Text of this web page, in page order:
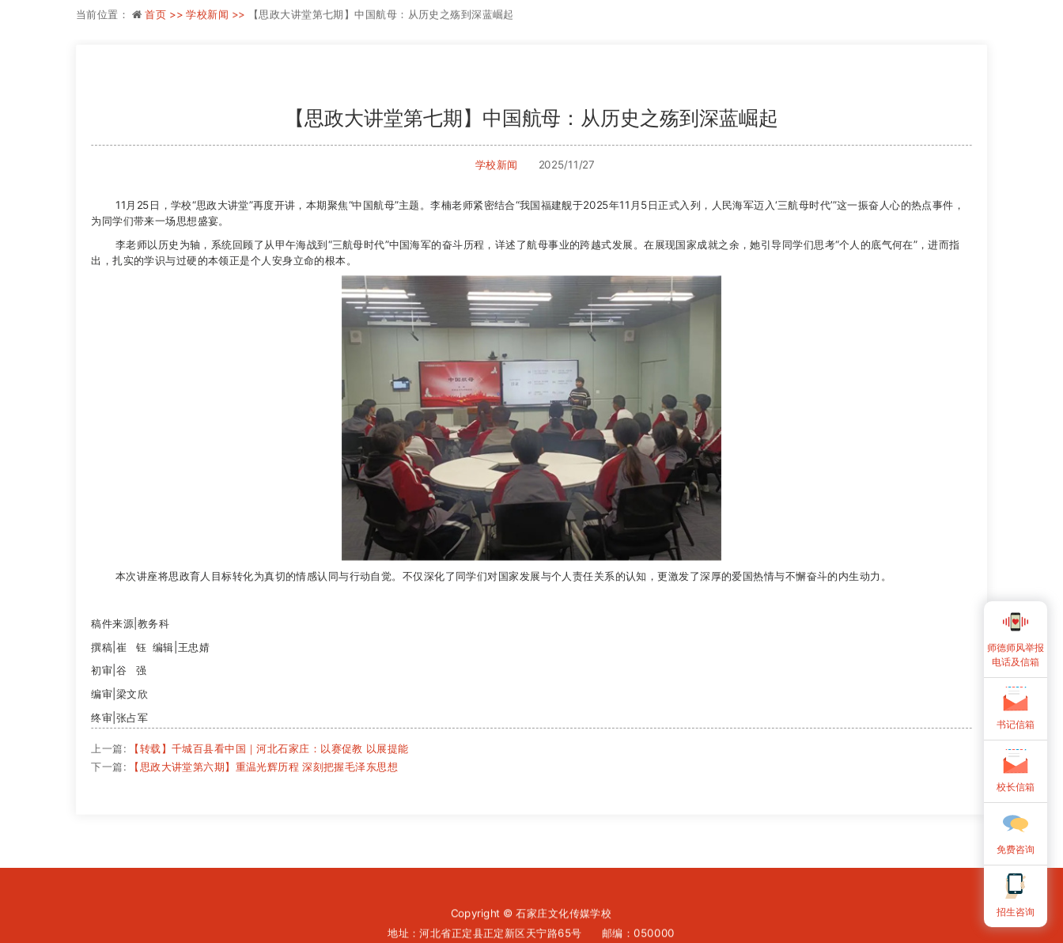
当前位置： 首页 >>学校新闻 >> 【思政大讲堂第七期】中国航母：从历史之殇到深蓝崛起
【思政大讲堂第七期】中国航母：从历史之殇到深蓝崛起
2025/11/27
11月25日，学校“思政大讲堂”再度开讲，本期聚焦“中国航母”主题。李楠老师紧密结合“我国福建舰于2025年11月5日正式入列，人民海军迈入‘三航母时代’”这一振奋人心的热点事件，
为同学们带来一场思想盛宴。
李老师以历史为轴，系统回顾了从甲午海战到“三航母时代”中国海军的奋斗历程，详述了航母事业的跨越式发展。在展现国家成就之余，她引导同学们思考“个人的底气何在”，进而指
出，扎实的学识与过硬的本领正是个人安身立命的根本。
本次讲座将思政育人目标转化为真切的情感认同与行动自觉。不仅深化了同学们对国家发展与个人责任关系的认知，更激发了深厚的爱国热情与不懈奋斗的内生动力。
稿件来源|教务科
撰稿|崔 钰 编辑|王忠婧
初审|谷 强
编审|梁文欣
终审|张占军
上一篇: 【转载】千城百县看中国｜河北石家庄：以赛促教 以展提能
下一篇: 【思政大讲堂第六期】重温光辉历程 深刻把握毛泽东思想
学校新闻
Copyright © 石家庄文化传媒学校
地址：河北省正定县正定新区天宁路65号 邮编：050000
师德师风举报
电话及信箱
书记信箱
校长信箱
免费咨询
招生咨询